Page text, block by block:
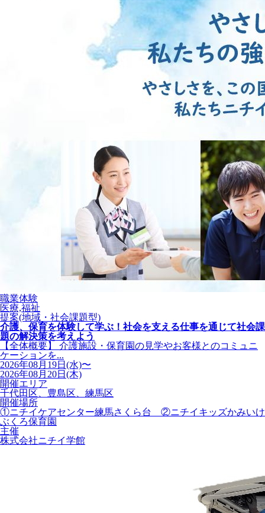
職業体験
医療,福祉
提案(地域・社会課題型)
介護、保育を体験して学ぶ！社会を支える仕事を通じて社会課
題の解決策を考えよう
【全体概要】 介護施設・保育園の見学やお客様とのコミュニ
ケーションを...
2026年08月19日(水)〜
2026年08月20日(木)
開催エリア
千代田区、豊島区、練馬区
開催場所
①ニチイケアセンター練馬さくら台 ②ニチイキッズかみいけ
ぶくろ保育園
主催
株式会社ニチイ学館